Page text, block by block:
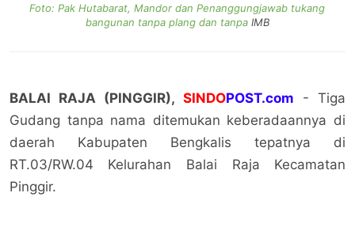
Foto: Pak Hutabarat, Mandor dan Penanggungjawab tukang
bangunan tanpa plang dan tanpaIMB
BALAI RAJA (PINGGIR), SINDOPOST.com - Tiga
Gudang tanpa nama ditemukan keberadaannya di
daerah Kabupaten Bengkalis tepatnya di
RT.03/RW.04 Kelurahan Balai Raja Kecamatan
Pinggir.